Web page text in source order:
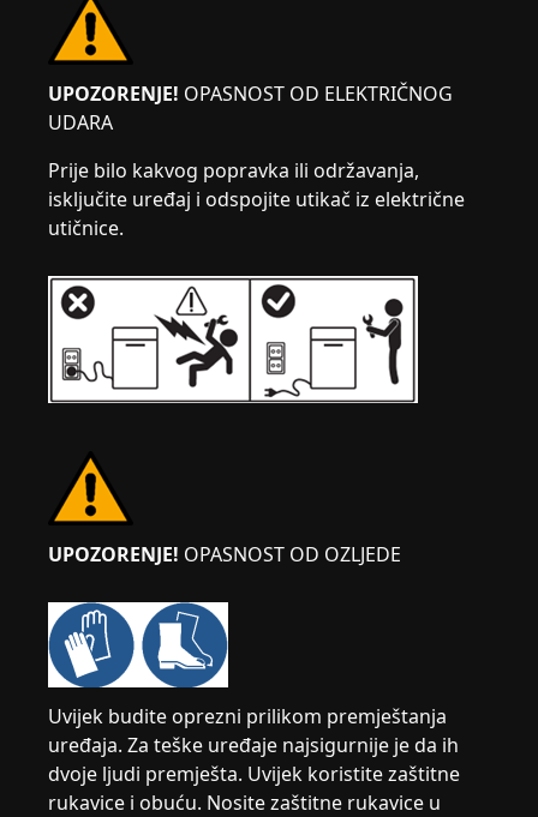
UPOZORENJE! OPASNOST OD ELEKTRIČNOG
UDARA
Prije bilo kakvog popravka ili održavanja,
isključite uređaj i odspojite utikač iz električne
utičnice.
UPOZORENJE! OPASNOST OD OZLJEDE
Uvijek budite oprezni prilikom premještanja
uređaja. Za teške uređaje najsigurnije je da ih
dvoje ljudi premješta. Uvijek koristite zaštitne
rukavice i obuću. Nosite zaštitne rukavice u